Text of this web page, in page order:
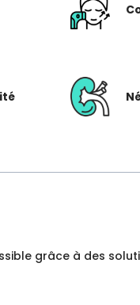
grâce à des